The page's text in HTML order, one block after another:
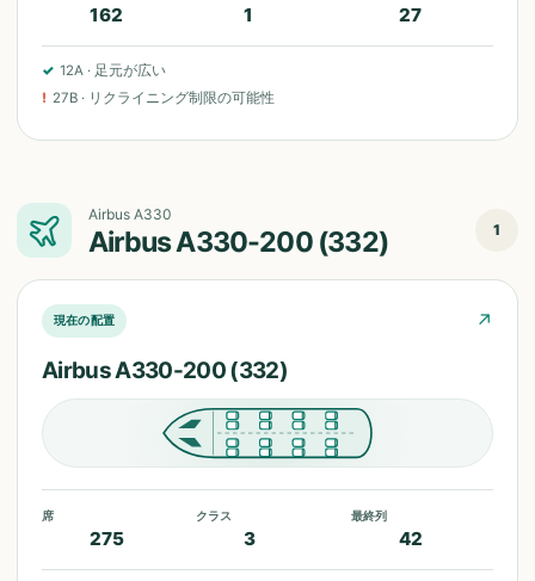
162 1 27
✓ 12A · 足元が広い
! 27B · リクライニング制限の可能性
Airbus A330
Airbus A330-200 (332) 1
現在の配置 ↗
Airbus A330-200 (332)
席
275
クラス
3
最終列
42